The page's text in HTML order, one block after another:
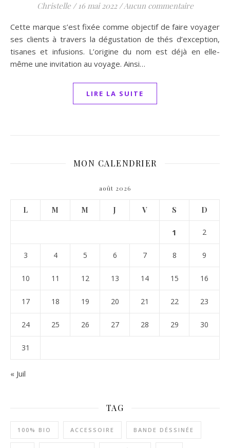
Christelle / 16 mai 2022 /Aucun commentaire
Cette marque s’est fixée comme objectif de faire voyager
ses clients à travers la dégustation de thés d’exception,
tisanes et infusions. L’origine du nom est déjà en elle-
même une invitation au voyage. Ainsi…
LIRE LA SUITE
MON CALENDRIER
août 2026
L M M J V S D
1 2
3 4 5 6 7 8 9
10 11 12 13 14 15 16
17 18 19 20 21 22 23
24 25 26 27 28 29 30
31
« Juil
TAG
100% BIO ACCESSOIRE BANDE DÉSSINÉE